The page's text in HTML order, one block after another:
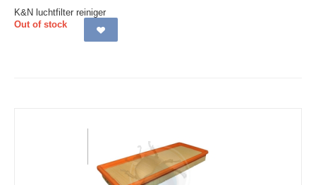
K&N luchtfilter reiniger
Out of stock